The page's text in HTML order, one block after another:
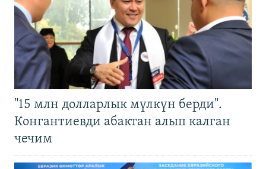
"15 млн долларлык мүлкүн берди".
Конгантиевди абактан алып калган
чечим